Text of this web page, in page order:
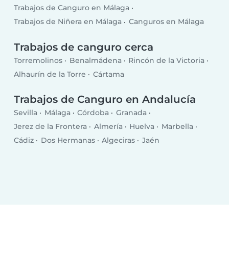
Trabajos de Canguro en Málaga
Trabajos de Niñera en Málaga
Canguros en Málaga
Trabajos de canguro cerca
Torremolinos Benalmádena
Rincón de la Victoria
Alhaurín de la Torre
Cártama
Trabajos de Canguro en Andalucía
Sevilla Málaga Córdoba
Granada
Jerez de la Frontera
Almería Huelva
Marbella
Cádiz
Dos Hermanas Algeciras Jaén